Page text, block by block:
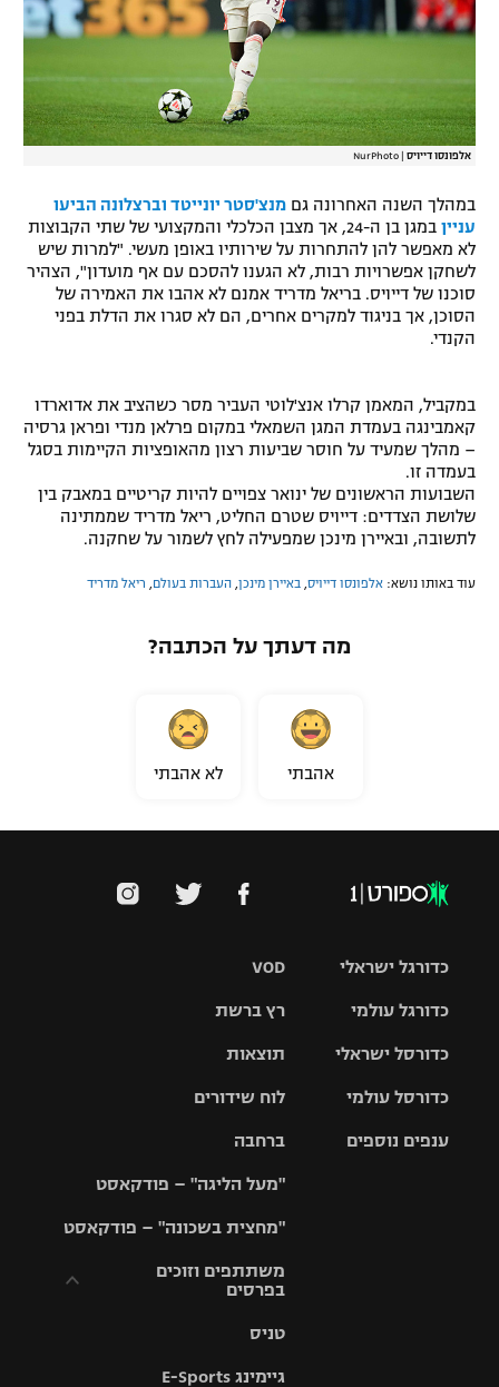
לוח דרושים – ג'ובנט
תגיות
המגזין
אלפונסו דייויס NurPhoto
במהלך השנה האחרונה גם מנצ'סטר יונייטד וברצלונה הביעו
עניין
במגן בן ה-24, אך מצבן הכלכלי והמקצועי של שתי הקבוצות
לא מאפשר להן להתחרות על שירותיו באופן מעשי. "למרות שיש
לשחקן אפשרויות רבות, לא הגענו להסכם עם אף מועדון", הצהיר
סוכנו של דייויס. בריאל מדריד אמנם לא אהבו את האמירה של
הסוכן, אך בניגוד למקרים אחרים, הם לא סגרו את הדלת בפני
הקנדי.
במקביל, המאמן קרלו אנצ'לוטי העביר מסר כשהציב את אדוארדו
קאמבינגה בעמדת המגן השמאלי במקום פרלאן מנדי ופראן גרסיה
– מהלך שמעיד על חוסר שביעות רצון מהאופציות הקיימות בסגל
בעמדה זו.
השבועות הראשונים של ינואר צפויים להיות קריטיים במאבק בין
שלושת הצדדים: דייויס שטרם החליט, ריאל מדריד שממתינה
לתשובה, ובאיירן מינכן שמפעילה לחץ לשמור על שחקנה.
עוד באותו נושא: אלפונסו דייויס באיירן מינכן העברות בעולם ריאל מדריד
מה דעתך על הכתבה?
אהבתי לא אהבתי
VOD
רץ ברשת
תוצאות
לוח שידורים
ברחבה
"מעל הליגה" – פודקאסט
"מחצית בשכונה" – פודקאסט
משתתפים וזוכים
בפרסים
וזוכים בפרסים
טניס
גיימינג E-Sports
כדורגל ישראלי
גביע הטוטו
כדורגל עולמי
האלופות
ליגה
כדורסל ישראלי
סל
כדורסל עולמי
ענפים נוספים